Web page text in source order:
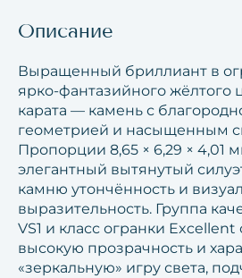
Описание
Выращенный бриллиант в
ярко-фантазийного жёлтого
карата — камень с
геометрией и насыщенным
Пропорции 8,65 × 6,29 × 4,01
элегантный вытянутый
камню утончённость и
выразительность. Группа
VS1 и класс огранки
высокую прозрачность и
«зеркальную» игру света,